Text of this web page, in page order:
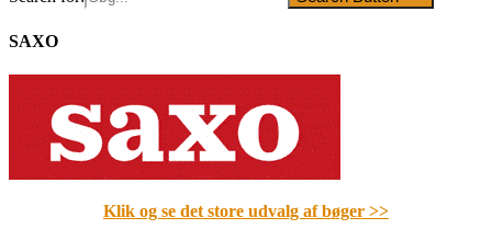
SAXO
Klik og se det store udvalg af bøger >>